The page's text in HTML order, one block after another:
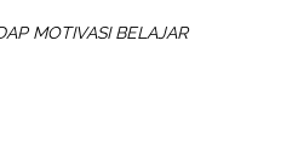
MOTIVASI BELAJAR